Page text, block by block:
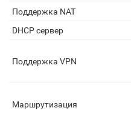
Поддержка NAT
DHCP сервер
Поддержка VPN
Маршрутизация